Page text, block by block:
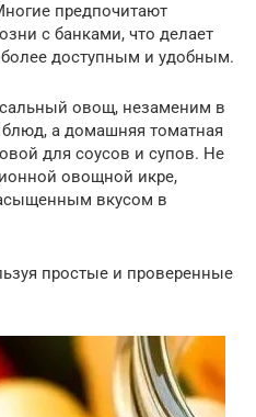
предпочитают
с банками, что делает
доступным и удобным.
овощ, незаменим в
а домашняя томатная
для соусов и супов. Не
овощной икре,
вкусом в
простые и проверенные